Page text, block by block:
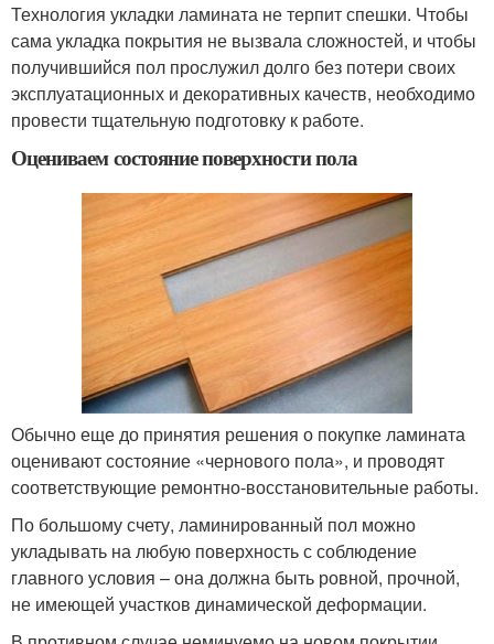
Технология укладки ламината не терпит спешки. Чтобы
сама укладка покрытия не вызвала сложностей, и чтобы
получившийся пол прослужил долго без потери своих
эксплуатационных и декоративных качеств, необходимо
провести тщательную подготовку к работе.
Оцениваем состояние поверхности пола
Обычно еще до принятия решения о покупке ламината
оценивают состояние «чернового пола», и проводят
соответствующие ремонтно-восстановительные работы.
По большому счету, ламинированный пол можно
укладывать на любую поверхность с соблюдение
главного условия – она должна быть ровной, прочной,
не имеющей участков динамической деформации.